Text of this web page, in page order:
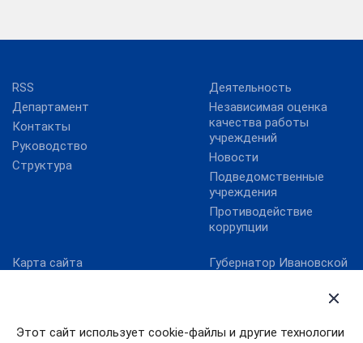
Этот сайт использует cookie-файлы и другие технологии
RSS
Департамент
Контакты
Руководство
Структура
Деятельность
Независимая оценка
качества работы
учреждений
Новости
Подведомственные
учреждения
Противодействие
коррупции
Карта сайта
Официальный сайт Года
Губернатор Ивановской
Правительство РФ